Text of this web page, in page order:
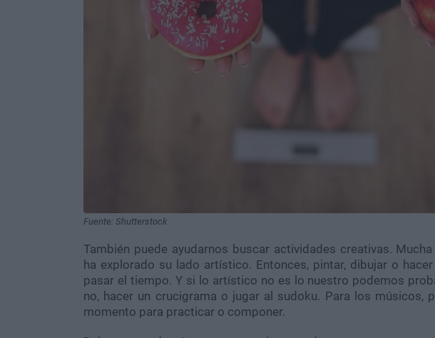
Fuente: Shutterstock
También puede ayudarnos buscar actividades creativas.
ha explorado su lado artístico. Entonces, pintar, dibujar o hacer
pasar el tiempo. Y si lo artístico no es lo nuestro podemos
no, hacer un crucigrama o jugar al sudoku. Para los músicos,
momento para practicar o componer.